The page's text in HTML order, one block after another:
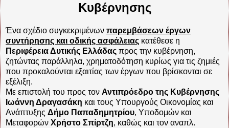
Κυβέρνησης
Ένα σχέδιο συγκεκριμένων παρεμβάσεων έργων
συντήρησης και οδικής ασφάλειας κατέθεσε η
Περιφέρεια Δυτικής Ελλάδας προς την κυβέρνηση,
ζητώντας παράλληλα, χρηματοδότηση κυρίως για τις ζημιές
που προκαλούνται εξαιτίας των έργων που βρίσκονται σε
εξέλιξη.
Με επιστολή του προς τον Αντιπρόεδρο της Κυβέρνησης
Ιωάννη Δραγασάκη και τους Υπουργούς Οικονομίας και
Ανάπτυξης Δήμο Παπαδημητρίου, Υποδομών και
Μεταφορών Χρήστο Σπίρτζη, καθώς και τον αναπλ.